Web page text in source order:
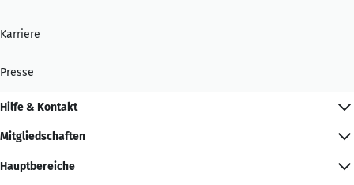
Karriere
Presse
Hilfe & Kontakt
Mitgliedschaften
Hauptbereiche